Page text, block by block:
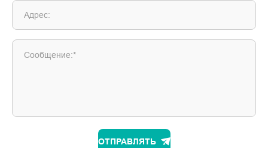
Адрес:
Сообщение:*
ОТПРАВЛЯТЬ